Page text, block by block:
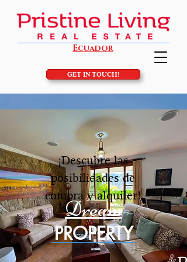
Ecuador
GET IN TOUCH!
¡Descubre las
posibilidades de
compra y alquiler!
Dream
PROPERTY